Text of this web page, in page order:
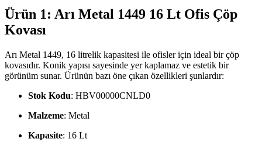
Ürün 1: Arı Metal 1449 16 Lt Ofis Çöp
Kovası
Arı Metal 1449, 16 litrelik kapasitesi ile ofisler için ideal bir çöp
kovasıdır. Konik yapısı sayesinde yer kaplamaz ve estetik bir
görünüm sunar. Ürünün bazı öne çıkan özellikleri şunlardır:
Stok Kodu: HBV00000CNLD0
Malzeme: Metal
Kapasite: 16 Lt